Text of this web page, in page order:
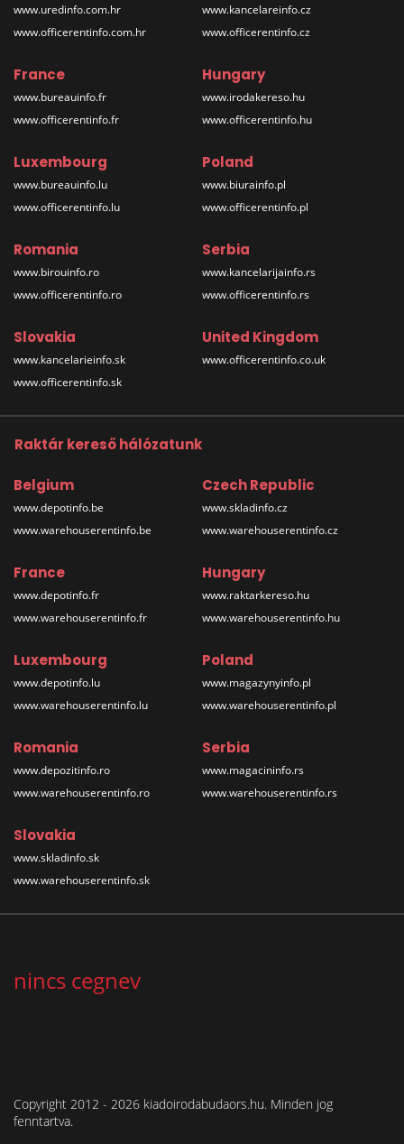
www.uredinfo.com.hr
www.officerentinfo.com.hr
www.kancelareinfo.cz
www.officerentinfo.cz
France
www.bureauinfo.fr
www.officerentinfo.fr
Hungary
www.irodakereso.hu
www.officerentinfo.hu
Luxembourg
www.bureauinfo.lu
www.officerentinfo.lu
Poland
www.biurainfo.pl
www.officerentinfo.pl
Romania
www.birouinfo.ro
www.officerentinfo.ro
Serbia
www.kancelarijainfo.rs
www.officerentinfo.rs
Slovakia
www.kancelarieinfo.sk
www.officerentinfo.sk
United Kingdom
www.officerentinfo.co.uk
Raktár kereső hálózatunk
Belgium
www.depotinfo.be
www.warehouserentinfo.be
Czech Republic
www.skladinfo.cz
www.warehouserentinfo.cz
France
www.depotinfo.fr
www.warehouserentinfo.fr
Hungary
www.raktarkereso.hu
www.warehouserentinfo.hu
Luxembourg
www.depotinfo.lu
www.warehouserentinfo.lu
Poland
www.magazynyinfo.pl
www.warehouserentinfo.pl
Romania
www.depozitinfo.ro
www.warehouserentinfo.ro
Serbia
www.magacininfo.rs
www.warehouserentinfo.rs
Slovakia
www.skladinfo.sk
www.warehouserentinfo.sk
nincs cegnev
Copyright 2012 - 2026 kiadoirodabudaors.hu. Minden jog
fenntartva.